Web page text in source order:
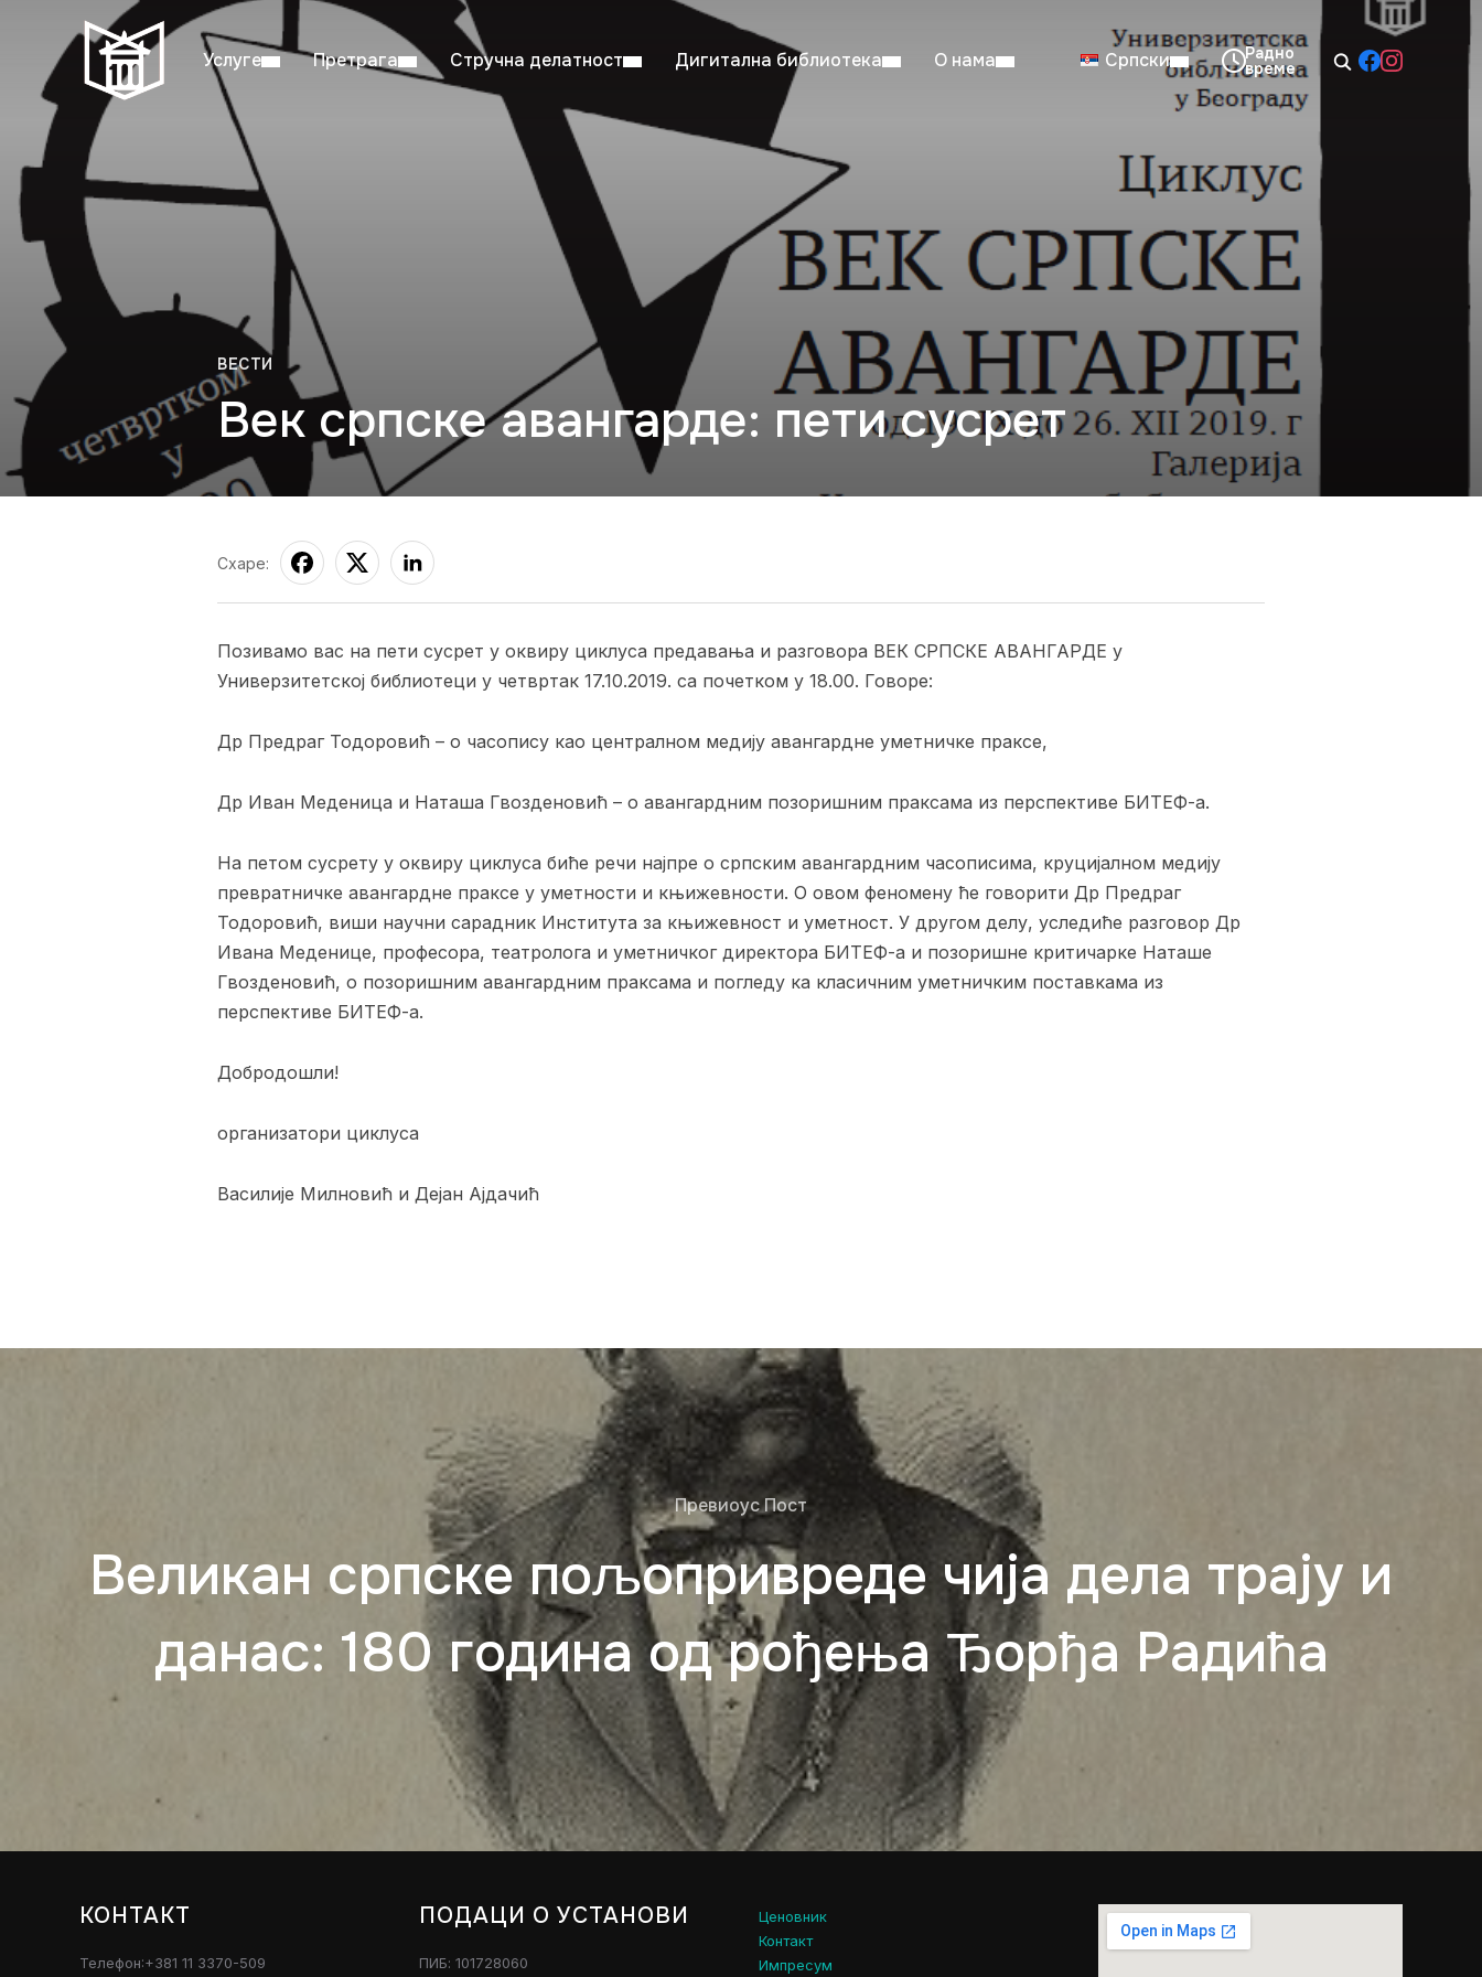
Услуге Претрага Стручна делатност Дигитална библиотека О нама Српски
ВЕСТИ
Век српске авангарде: пети сусрет
Схаре:
Позивамо вас на пети сусрет у оквиру циклуса предавања и разговора ВЕК СРПСКЕ АВАНГАРДЕ у
Универзитетској библиотеци у четвртак 17.10.2019. са почетком у 18.00. Говоре:
Др Предраг Тодоровић – о часопису као централном медију авангардне уметничке праксе,
Др Иван Меденица и Наташа Гвозденовић – о авангардним позоришним праксама из перспективе БИТЕФ-а.
На петом сусрету у оквиру циклуса биће речи најпре о српским авангардним часописима, круцијалном медију
превратничке авангардне праксе у уметности и књижевности. О овом феномену ће говорити Др Предраг
Тодоровић, виши научни сарадник Института за књижевност и уметност. У другом делу, уследиће разговор Др
Ивана Меденице, професора, театролога и уметничког директора БИТЕФ-а и позоришне критичарке Наташе
Гвозденовић, о позоришним авангардним праксама и погледу ка класичним уметничким поставкама из
перспективе БИТЕФ-а.
Добродошли!
организатори циклуса
Василије Милновић и Дејан Ајдачић
Превиоус Пост
Великан српске пољопривреде чија дела трају и
данас: 180 година од рођења Ђорђа Радића
КОНТАКТ
Телефон:+381 11 3370-509
ПОДАЦИ О УСТАНОВИ
ПИБ: 101728060
Ценовник
Контакт
Импресум
Пон–пет: 08:00–20:00 Студентска читаоница: 08:00–23:00 Нед: Затворено
Радно време од 06. јула до 29. августа